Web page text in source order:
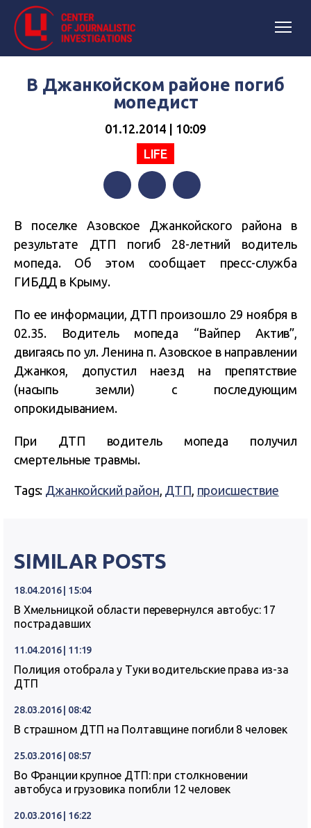
В Джанкойском районе погиб
мопедист
01.12.2014 | 10:09
LIFE
В поселке Азовское Джанкойского района в
результате ДТП погиб 28-летний водитель
мопеда. Об этом сообщает пресс-служба
ГИБДД в Крыму.
По ее информации, ДТП произошло 29 ноября в
02.35. Водитель мопеда “Вайпер Актив”,
двигаясь по ул. Ленина п. Азовское в направлении
Джанкоя, допустил наезд на препятствие
(насыпь земли) с последующим
опрокидыванием.
При ДТП водитель мопеда получил
смертельные травмы.
Tags: Джанкойский район, ДТП, происшествие
SIMILAR POSTS
18.04.2016 | 15:04
В Хмельницкой области перевернулся автобус: 17
пострадавших
11.04.2016 | 11:19
Полиция отобрала у Туки водительские права из-за
ДТП
28.03.2016 | 08:42
В страшном ДТП на Полтавщине погибли 8 человек
25.03.2016 | 08:57
Во Франции крупное ДТП: при столкновении
автобуса и грузовика погибли 12 человек
20.03.2016 | 16:22